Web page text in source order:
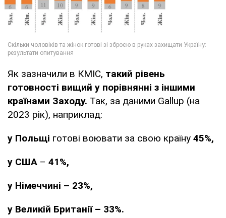
Як зазначили в КМІС, такий рівень
готовності вищий у порівнянні з іншими
країнами Заходу. Так, за даними Gallup (на
2023 рік), наприклад:
у Польщі готові воювати за свою країну 45%,
у США – 41%,
у Німеччині – 23%,
у Великій Британії – 33%.